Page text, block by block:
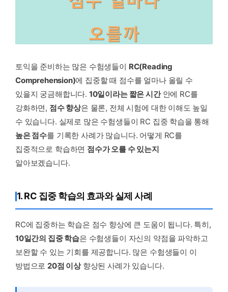
토익을 준비하는 많은 수험생들이 RC(Reading
Comprehension)에 집중할 때 점수를 얼마나 올릴 수
있을지 궁금해합니다. 10일이라는 짧은 시간안에 RC를
강화하면, 점수 향상은 물론, 전체 시험에 대한 이해도 높일
수 있습니다. 실제로 많은 수험생들이 RC 집중 학습을 통해
높은 점수를 기록한 사례가 많습니다. 어떻게 RC를
집중적으로 학습하면 점수가 오를 수 있는지
알아보겠습니다.
1. RC 집중 학습의 효과와 실제 사례
RC에 집중하는 학습은 점수 향상에 큰 도움이 됩니다. 특히,
10일간의 집중 학습은 수험생들이 자신의 약점을 파악하고
보완할 수 있는 기회를 제공합니다. 많은 수험생들이 이
방법으로20점 이상향상된 사례가 있습니다.